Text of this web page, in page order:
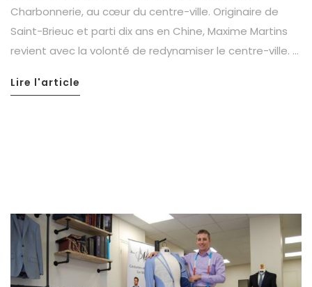
Charbonnerie, au cœur du centre-ville. Originaire de
Saint-Brieuc et parti dix ans en Chine, Maxime Martins
revient avec la volonté de redynamiser le centre-ville. …
Lire l'article